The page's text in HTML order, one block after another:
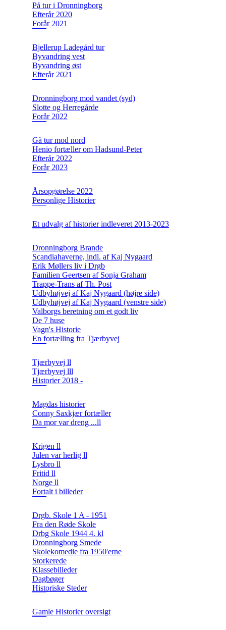
På tur i Dronningborg
Efterår 2020
Forår 2021
Bjellerup Ladegård tur
Byvandring vest
Byvandring øst
Efterår 2021
Dronningborg mod vandet (syd)
Slotte og Herregårde
Forår 2022
Gå tur mod nord
Henio fortæller om Hadsund-Peter
Efterår 2022
Forår 2023
Årsopgørelse 2022
Personlige Historier
Et udvalg af historier indleveret 2013-2023
Dronningborg Brande
Scandiahaverne, indl. af Kaj Nygaard
Erik Møllers liv i Drgb
Familien Geertsen af Sonja Graham
Trappe-Trans af Th. Post
Udbyhøjvej af Kaj Nygaard (højre side)
Udbyhøjvej af Kaj Nygaard (venstre side)
Valborgs beretning om et godt liv
De 7 huse
Vagn's Historie
En fortælling fra Tjærbyvej
Tjærbyvej ll
Tjærbyvej lll
Historier 2018 -
Magdas historier
Conny Saxkjær fortæller
Da mor var dreng ...ll
Krigen ll
Julen var herlig ll
Lysbro ll
Fritid ll
Norge ll
Fortalt i billeder
Drgb. Skole 1 A - 1951
Fra den Røde Skole
Drbg Skole 1944 4. kl
Dronningborg Smede
Skolekomedie fra 1950'erne
Storkerede
Klassebilleder
Dagbøger
Historiske Steder
Gamle Historier oversigt